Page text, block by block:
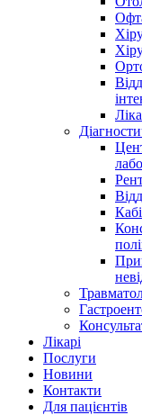
Лікарі
Послуги
Новини
Контакти
Для пацієнтів